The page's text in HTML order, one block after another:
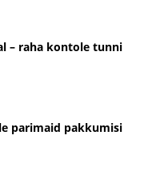
– raha kontole tunni
parimaid pakkumisi